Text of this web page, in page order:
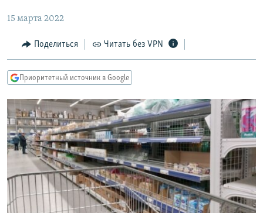
Вернутся
Вернутся
поиску
МНЕНИЯ
КУЛЬТУРА
КАВКАЗ.РЕАЛИИ
СЕВЕР.РЕАЛИИ
СИБИРЬ.РЕАЛИИ
РАСПИСАНИЕ ВЕЩАНИЯ
ПОДПИШИТЕСЬ НА РАССЫЛКУ
СОЦИАЛЬНЫЕ СЕТИ
15 марта 2022
Поделиться Читать без VPN
Приоритетный источник в Google